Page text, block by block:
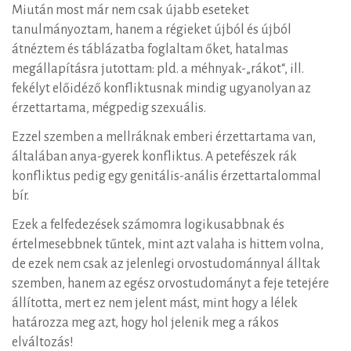
Miután most már nem csak újabb eseteket
tanulmányoztam, hanem a régieket újból és újból
átnéztem és táblázatba foglaltam őket, hatalmas
megállapításra jutottam: pld. a méhnyak-„rákot“, ill.
fekélyt előidéző konfliktusnak mindig ugyanolyan az
érzettartama, mégpedig szexuális.
Ezzel szemben a mellráknak emberi érzettartama van,
általában anya-gyerek konfliktus. A petefészek rák
konfliktus pedig egy genitális-anális érzettartalommal
bír.
Ezek a felfedezések számomra logikusabbnak és
értelmesebbnek tűntek, mint azt valaha is hittem volna,
de ezek nem csak az jelenlegi orvostudománnyal álltak
szemben, hanem az egész orvostudományt a feje tetejére
állította, mert ez nem jelent mást, mint hogy a lélek
határozza meg azt, hogy hol jelenik meg a rákos
elváltozás!